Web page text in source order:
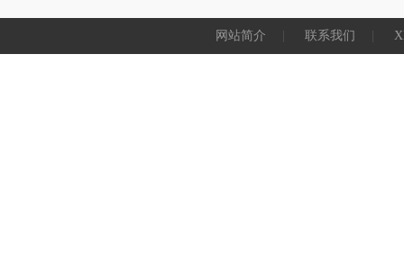
网站简介 联系我们